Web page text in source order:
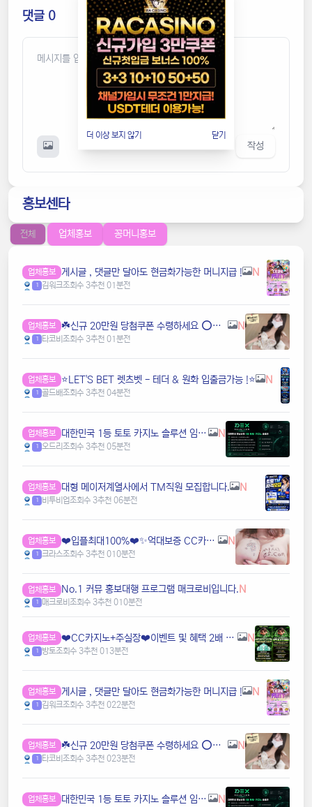
댓글 0
작성
홍보센타
전체 업체홍보 꽁머니홍보
업체홍보 ️️게시글 , 댓글만 달아도 현금화가능한 머니지급 ! N
1 김워크조회수 3추천 01분전
업체홍보 ☘️️신규 20만원 당첨쿠폰 수령하세요 ⭕️⭕️ 유튜브검색 > 수아영상방☘️ N
1 타코비 조회수 3추천 01분전
업체홍보 ⭐️LET'S BET 렛츠벳 - 테더 & 원화 입출금가능 !⭐️ N
1 골드배조회수 3추천 04분전
업체홍보 ️대한민국️ 1등 토토 카지노 솔루션 임대 전문 N
1 오드리 조회수 3추천 05분전
업체홍보 ️️대형 메이저계열사에서 TM직원 모집합니다. N
1 비투비업조회수 3추천 06분전
업체홍보 ❤️️입플최대100%❤️✨억대보증 CC카지노✨❤️무기명테더가입O❤️블랙가입O❤️승인전화X❤️ N
1 크라스조회수 3추천 010분전
업체홍보 ️️No.1 커뮤 홍보대행 프️로그램 매크로비입니다. N
1 매크로비 조회수 3추천 010분전
업체홍보 ❤️CC️카지노+주실장❤️이벤트 및 혜택 2배 (중복⭕️)❤️탄탄한 자본, 무사고 ✅빠른충환✅ N
1 방토조회수 3추천 013분전
업체홍보 ️️게시글 , 댓글만 달아도 현금화가능한 머니지급 ! N
1 김워크조회수 3추천 022분전
업체홍보 ☘️️신규 20만원 당첨쿠폰 수령하세요 ⭕️⭕️ 유튜브검색 > 수아영상방☘️ N
1 타코비 조회수 3추천 023분전
업체홍보 ️대한민국️ 1등 토토 카지노 솔루션 임대 전문 N
더 이상 보지 않기 닫기